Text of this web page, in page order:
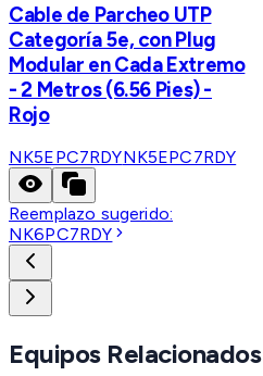
Cable de Parcheo UTP
Categoría 5e, con Plug
Modular en Cada Extremo
- 2 Metros (6.56 Pies) -
Rojo
NK5EPC7RDYNK5EPC7RDY
Reemplazo sugerido:
NK6PC7RDY
Equipos Relacionados